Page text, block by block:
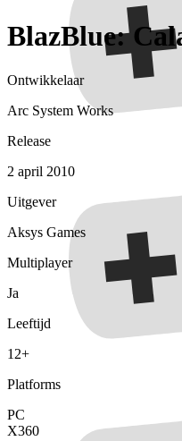
BlazBlue:
Ontwikkelaar
Arc System Works
Release
2 april 2010
Uitgever
Aksys Games
Multiplayer
Ja
Leeftijd
12+
Platforms
PC
X360